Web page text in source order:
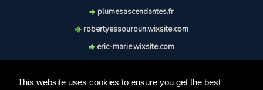
This website uses cookies to ensure you get the best
plumesascendantes.fr
robertyessouroun.wixsite.com
eric-marie.wixsite.com
soufflereve.blogspot.com